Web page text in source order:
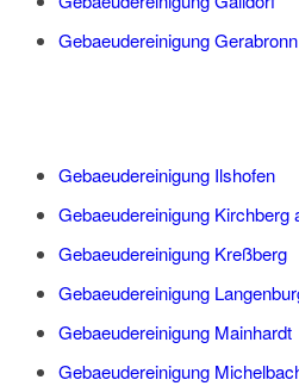
Gebaeudereinigung Gerabronn
Gebaeudereinigung Ilshofen
Gebaeudereinigung Kirchberg
Gebaeudereinigung Kreßberg
Gebaeudereinigung
Gebaeudereinigung Mainhardt
Gebaeudereinigung